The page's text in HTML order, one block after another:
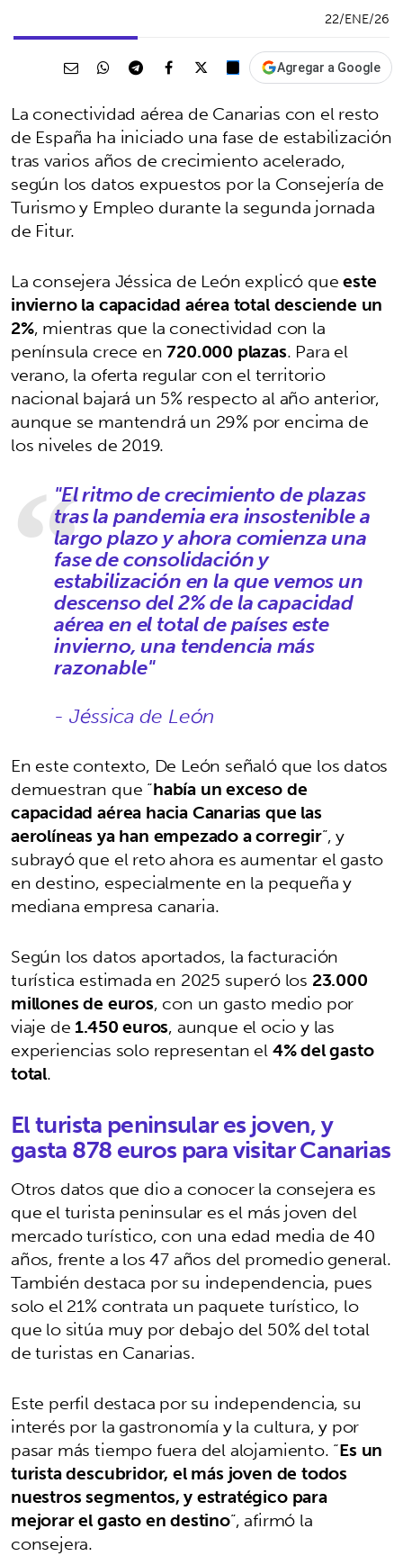
22/ENE/26
Agregar a Google
La conectividad aérea de Canarias con el resto
de España ha iniciado una fase de estabilización
tras varios años de crecimiento acelerado,
según los datos expuestos por la Consejería de
Turismo y Empleo durante la segunda jornada
de Fitur.
La consejera Jéssica de León explicó queeste
invierno la capacidad aérea total desciende un
2%, mientras que la conectividad con la
península crece en720.000 plazas. Para el
verano, la oferta regular con el territorio
nacional bajará un 5% respecto al año anterior,
aunque se mantendrá un 29% por encima de
los niveles de 2019.
"El ritmo de crecimiento de plazas
tras la pandemia era insostenible a
largo plazo y ahora comienza una
fase de consolidación y
estabilización en la que vemos un
descenso del 2% de la capacidad
aérea en el total de países este
invierno, una tendencia más
razonable"
- Jéssica de León
En este contexto, De León señaló que los datos
demuestran que “había un exceso de
capacidad aérea hacia Canarias que las
aerolíneas ya han empezado a corregir”, y
subrayó que el reto ahora es aumentar el gasto
en destino, especialmente en la pequeña y
mediana empresa canaria.
Según los datos aportados, la facturación
turística estimada en 2025 superó los 23.000
millones de euros, con un gasto medio por
viaje de1.450 euros, aunque el ocio y las
experiencias solo representan el4% del gasto
total.
El turista peninsular es joven, y
gasta 878 euros para visitar Canarias
Otros datos que dio a conocer la consejera es
que el turista peninsular es el más joven del
mercado turístico, con una edad media de 40
años, frente a los 47 años del promedio general.
También destaca por su independencia, pues
solo el 21% contrata un paquete turístico, lo
que lo sitúa muy por debajo del 50% del total
de turistas en Canarias.
Este perfil destaca por su independencia, su
interés por la gastronomía y la cultura, y por
pasar más tiempo fuera del alojamiento. “Es un
turista descubridor, el más joven de todos
nuestros segmentos, y estratégico para
mejorar el gasto en destino”, afirmó la
consejera.